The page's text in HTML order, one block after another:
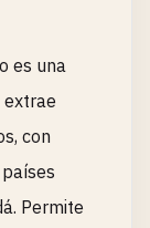
es una
extrae
con
Permite